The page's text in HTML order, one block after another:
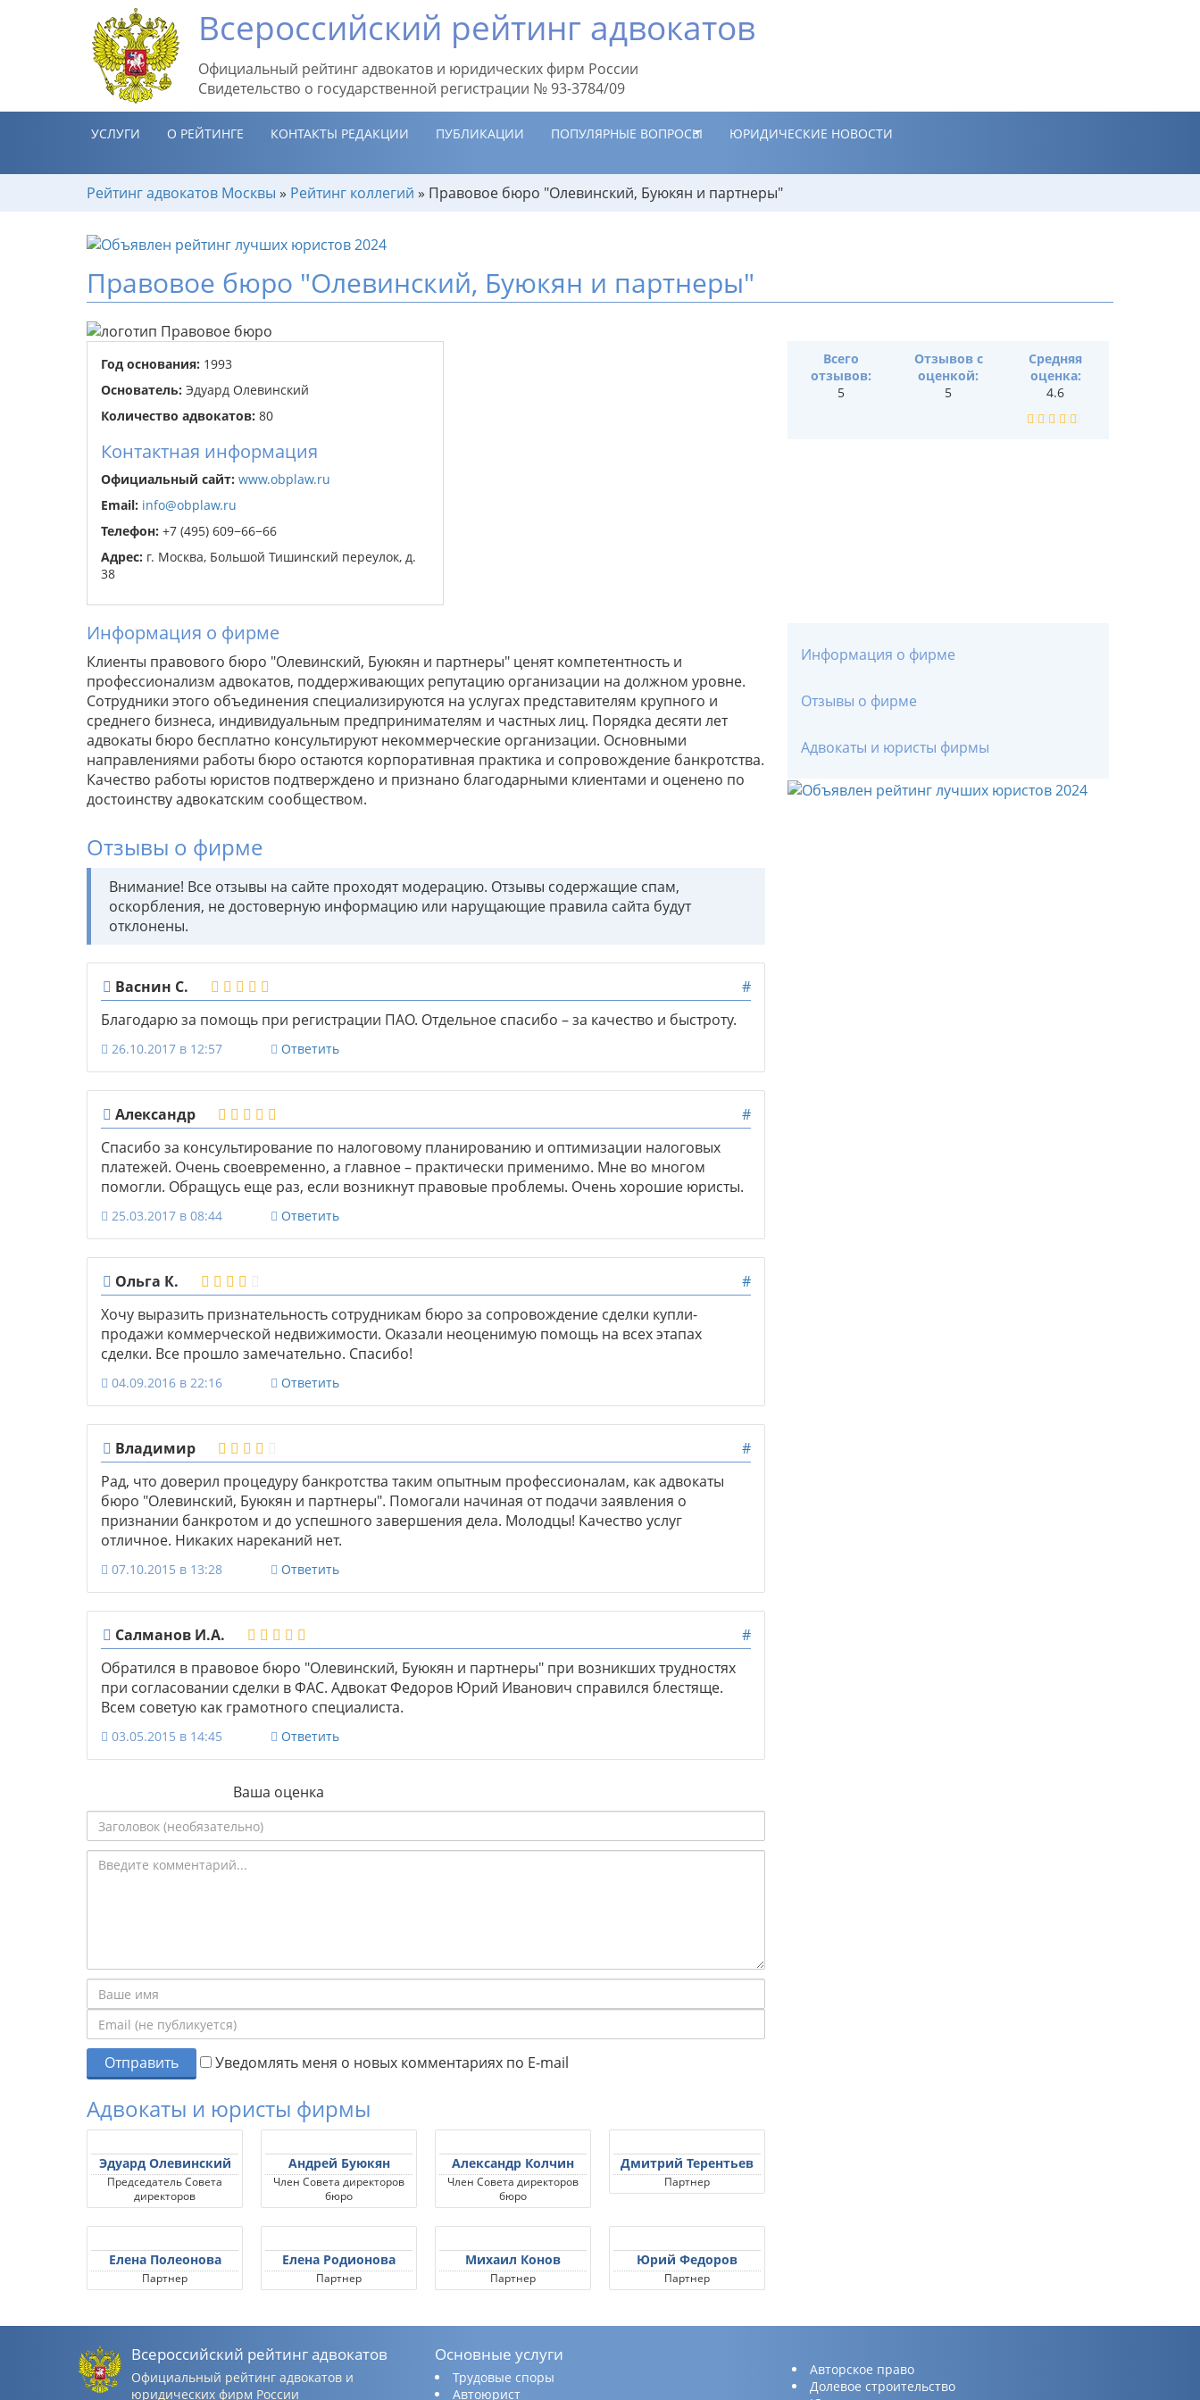
Всероссийский рейтинг адвокатов
Официальный рейтинг адвокатов и юридических фирм России
Свидетельство о государственной регистрации № 93-3784/09
УСЛУГИ О РЕЙТИНГЕ КОНТАКТЫ РЕДАКЦИИ ПУБЛИКАЦИИ ПОПУЛЯРНЫЕ ВОПРОСЫ ЮРИДИЧЕСКИЕ НОВОСТИ
Рейтинг адвокатов Москвы » Рейтинг коллегий » Правовое бюро "Олевинский, Буюкян и партнеры"
Правовое бюро "Олевинский, Буюкян и партнеры"
Год основания: 1993
Основатель: Эдуард Олевинский
Количество адвокатов: 80
Контактная информация
Официальный сайт: www.obplaw.ru
Email: info@obplaw.ru
Телефон: +7 (495) 609−66−66
Адрес: г. Москва, Большой Тишинский переулок, д.
38
Всего
отзывов:
5
Отзывов с
оценкой:
5
Средняя
оценка:
4.6
Информация о фирме
Клиенты правового бюро "Олевинский, Буюкян и партнеры" ценят компетентность и
профессионализм адвокатов, поддерживающих репутацию организации на должном уровне.
Сотрудники этого объединения специализируются на услугах представителям крупного и
среднего бизнеса, индивидуальным предпринимателям и частных лиц. Порядка десяти лет
адвокаты бюро бесплатно консультируют некоммерческие организации. Основными
направлениями работы бюро остаются корпоративная практика и сопровождение банкротства.
Качество работы юристов подтверждено и признано благодарными клиентами и оценено по
достоинству адвокатским сообществом.
Отзывы о фирме
Внимание! Все отзывы на сайте проходят модерацию. Отзывы содержащие спам,
оскорбления, не достоверную информацию или нарущающие правила сайта будут
отклонены.
Васнин С.
#
Благодарю за помощь при регистрации ПАО. Отдельное спасибо – за качество и быстроту.
26.10.2017 в 12:57 Ответить
Александр
#
Спасибо за консультирование по налоговому планированию и оптимизации налоговых
платежей. Очень своевременно, а главное – практически применимо. Мне во многом
помогли. Обращусь еще раз, если возникнут правовые проблемы. Очень хорошие юристы.
25.03.2017 в 08:44 Ответить
Ольга К.
#
Хочу выразить признательность сотрудникам бюро за сопровождение сделки купли-
продажи коммерческой недвижимости. Оказали неоценимую помощь на всех этапах
сделки. Все прошло замечательно. Спасибо!
04.09.2016 в 22:16 Ответить
Владимир
#
Рад, что доверил процедуру банкротства таким опытным профессионалам, как адвокаты
бюро "Олевинский, Буюкян и партнеры". Помогали начиная от подачи заявления о
признании банкротом и до успешного завершения дела. Молодцы! Качество услуг
отличное. Никаких нареканий нет.
07.10.2015 в 13:28 Ответить
Салманов И.А.
#
Обратился в правовое бюро "Олевинский, Буюкян и партнеры" при возникших трудностях
при согласовании сделки в ФАС. Адвокат Федоров Юрий Иванович справился блестяще.
Всем советую как грамотного специалиста.
03.05.2015 в 14:45 Ответить
Ваша оценка
Отправить Уведомлять меня о новых комментариях по E-mail
Адвокаты и юристы фирмы
Эдуард Олевинский
Председатель Совета
директоров
Андрей Буюкян
Член Совета директоров
бюро
Александр Колчин
Член Совета директоров
бюро
Дмитрий Терентьев
Партнер
Елена Полеонова
Партнер
Елена Родионова
Партнер
Михаил Конов
Партнер
Юрий Федоров
Партнер
Информация о фирме
Отзывы о фирме
Адвокаты и юристы фирмы
Всероссийский рейтинг адвокатов
Официальный рейтинг адвокатов и
юридических фирм России
Основные услуги
Трудовые споры
Автоюрист
Авторское право
Долевое строительство